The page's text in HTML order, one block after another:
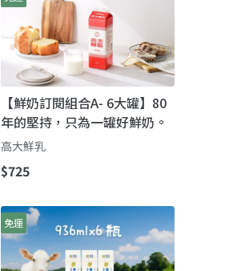
【鮮奶訂閱組合A- 6大罐】80
年的堅持，只為一罐好鮮奶。
高大鮮乳
$725
免運